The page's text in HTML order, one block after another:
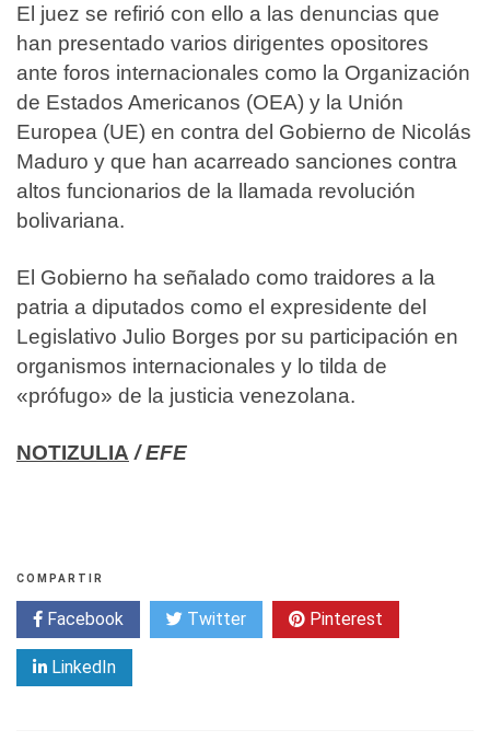
El juez se refirió con ello a las denuncias que
han presentado varios dirigentes opositores
ante foros internacionales como la Organización
de Estados Americanos (OEA) y la Unión
Europea (UE) en contra del Gobierno de Nicolás
Maduro y que han acarreado sanciones contra
altos funcionarios de la llamada revolución
bolivariana.
El Gobierno ha señalado como traidores a la
patria a diputados como el expresidente del
Legislativo Julio Borges por su participación en
organismos internacionales y lo tilda de
«prófugo» de la justicia venezolana.
NOTIZULIA / EFE
COMPARTIR
Facebook Twitter Pinterest
LinkedIn